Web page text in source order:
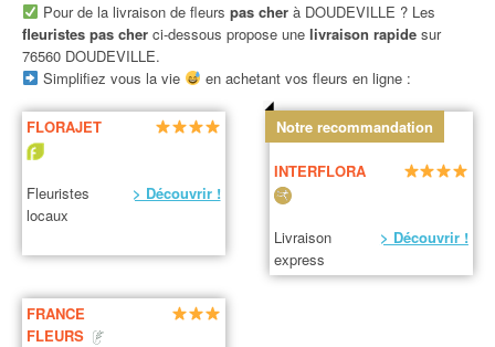
Pour de la livraison de fleurs pas cherà DOUDEVILLE ? Les
fleuristes pas cher ci-dessous propose une livraison rapide sur
76560 DOUDEVILLE.
Simplifiez vous la vie
en achetant vos fleurs en ligne :
FLORAJET
Fleuristes
locaux
> Découvrir !
Notre recommandation
INTERFLORA
Livraison
express
> Découvrir !
FRANCE
FLEURS